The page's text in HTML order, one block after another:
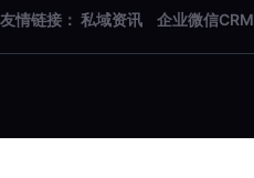
友情链接： 私域资讯 企业微信CRM